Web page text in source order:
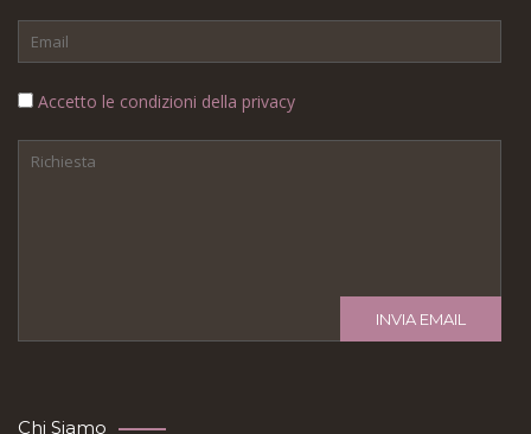
Accetto le condizioni della privacy
INVIA EMAIL
Chi Siamo